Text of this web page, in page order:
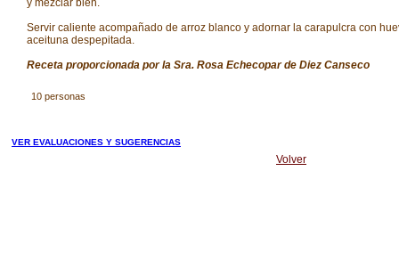
y mezclar bien.
Servir caliente acompañado de arroz blanco y adornar la carapulcra con
aceituna despepitada.
Receta proporcionada por la Sra. Rosa Echecopar de Diez Canseco
10 personas
VER EVALUACIONES Y SUGERENCIAS
Volver